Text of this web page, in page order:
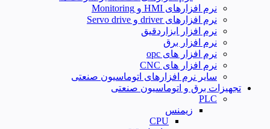
نرم افزارهای HMI و Monitoring
نرم افزارهای driver و Servo drive
نرم افزار ابزاردقیق
نرم افزار برق
نرم افزار های opc
نرم افزار های CNC
سایر نرم افزارهای اتوماسیون صنعتی
تجهیزات برق و اتوماسیون صنعتی
PLC
زیمنس
CPU